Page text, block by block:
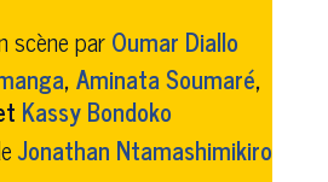
scène parOumar Diallo
,Aminata Soumaré,
Kassy Bondoko
Jonathan Ntamashimikiro